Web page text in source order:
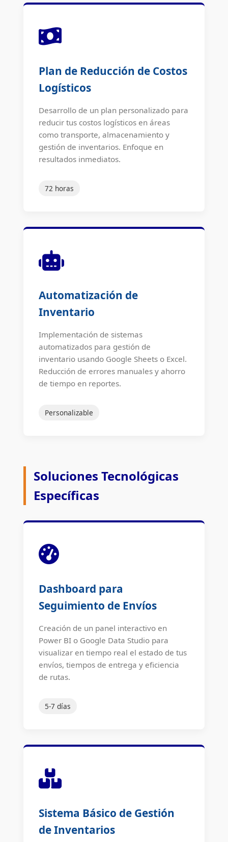
Plan de Reducción de Costos
Logísticos
Desarrollo de un plan personalizado para
reducir tus costos logísticos en áreas
como transporte, almacenamiento y
gestión de inventarios. Enfoque en
resultados inmediatos.
72 horas
Automatización de
Inventario
Implementación de sistemas
automatizados para gestión de
inventario usando Google Sheets o Excel.
Reducción de errores manuales y ahorro
de tiempo en reportes.
Personalizable
Soluciones Tecnológicas
Específicas
Dashboard para
Seguimiento de Envíos
Creación de un panel interactivo en
Power BI o Google Data Studio para
visualizar en tiempo real el estado de tus
envíos, tiempos de entrega y eficiencia
de rutas.
5-7 días
Sistema Básico de Gestión
de Inventarios